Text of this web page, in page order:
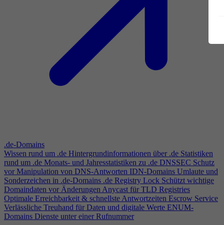
.de-Domains
Wissen rund um .de Hintergrundinformationen über .de Statistiken
rund um .de Monats- und Jahresstatistiken zu .de DNSSEC Schutz
vor Manipulation von DNS-Antworten IDN-Domains Umlaute und
Sonderzeichen in .de-Domains .de Registry Lock Schützt wichtige
Domaindaten vor ÄnderungenAnycast für TLD Registries
Optimale Erreichbarkeit & schnellste Antwortzeiten Escrow Service
Verlässliche Treuhand für Daten und digitale Werte ENUM-
Domains Dienste unter einer Rufnummer